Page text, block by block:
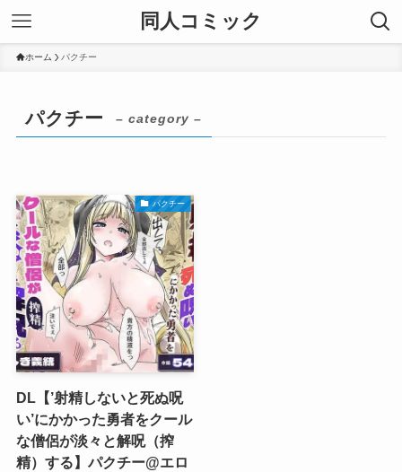
同人コミック
ホーム パクチー
パクチー – category –
パクチー
DL【’射精しないと死ぬ呪
い’にかかった勇者をクール
な僧侶が淡々と解呪（搾
精）する】パクチー@エロ